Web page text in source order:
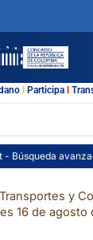
l Participal
- Búsqueda
y
16 de agosto